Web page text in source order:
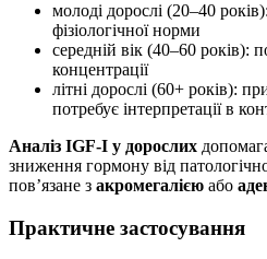
молоді дорослі (20–40
фізіологічної норми
середній вік (40–60 років):
концентрації
літні дорослі (60+ років):
потребує інтерпретації в
Аналіз IGF-I у дорослих
зниження гормону від
пов’язане з акромегалією або
Практичне застосування